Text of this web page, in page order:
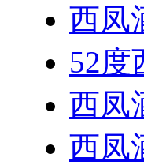
西凤
52度
西凤
西凤